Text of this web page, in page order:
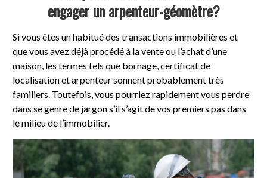
engager un arpenteur-géomètre?
Si vous êtes un habitué des transactions immobilières et
que vous avez déjà procédé à la vente ou l’achat d’une
maison, les termes tels que bornage, certificat de
localisation et arpenteur sonnent probablement très
familiers. Toutefois, vous pourriez rapidement vous perdre
dans se genre de jargon s’il s’agit de vos premiers pas dans
le milieu de l’immobilier.